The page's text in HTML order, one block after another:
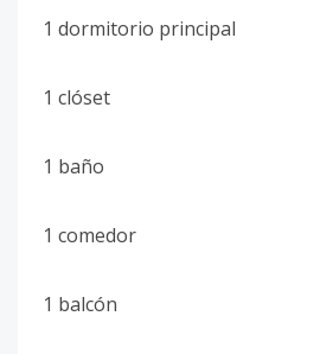
1 dormitorio principal
1 clóset
1 baño
1 comedor
1 balcón